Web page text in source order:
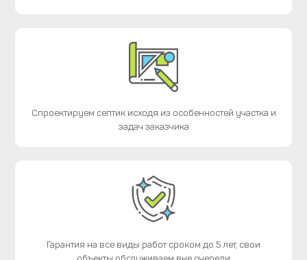
Спроектируем септик исходя из особенностей участка и
задач заказчика
Гарантия на все виды работ сроком до 5 лет, свои